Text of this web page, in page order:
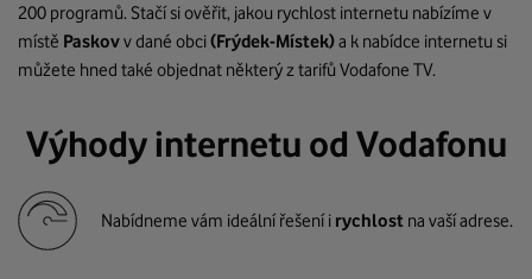
200 programů. Stačí si ověřit, jakou rychlost internetu nabízíme v
místě Paskovv dané obci(Frýdek-Místek)a k nabídce internetu si
můžete hned také objednat některý z tarifů Vodafone TV.
Výhody internetu od Vodafonu
Nabídneme vám ideální řešení i rychlost na vaší adrese.